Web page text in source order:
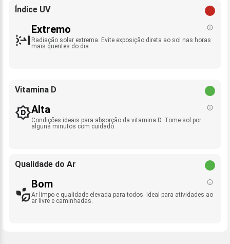
Índice UV
Extremo
Radiação solar extrema. Evite exposição direta ao sol nas horas
mais quentes do dia.
Vitamina D
Alta
Condições ideais para absorção da vitamina D. Tome sol por
alguns minutos com cuidado.
Qualidade do Ar
Bom
Ar limpo e qualidade elevada para todos. Ideal para atividades ao
ar livre e caminhadas.